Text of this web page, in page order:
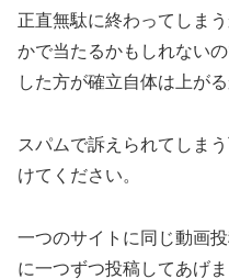
正直無駄に終わってしま
かで当たるかもしれない
した方が確立自体は上が
スパムで訴えられてしま
けてください。
一つのサイトに同じ動画
に一つずつ投稿してあげま